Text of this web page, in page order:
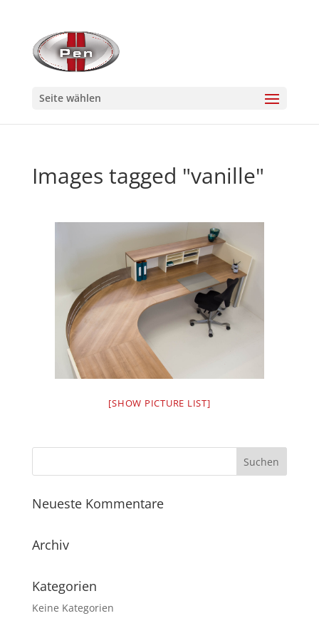
Seite wählen
Images tagged "vanille"
[SHOW PICTURE LIST]
Neueste Kommentare
Archiv
Kategorien
Keine Kategorien